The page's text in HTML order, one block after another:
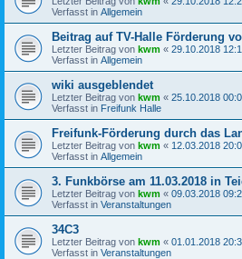
Verfasst in Allgemein
Beitrag auf TV-Halle Förderung
Letzter Beitrag von kwm « 29.10.2018
Verfasst in Allgemein
wiki ausgeblendet
Letzter Beitrag von kwm « 25.10.2018
Verfasst in Freifunk Halle
Freifunk-Förderung durch das
Letzter Beitrag von kwm « 12.03.2018
Verfasst in Allgemein
3. Funkbörse am 11.03.2018 in
Letzter Beitrag von kwm « 09.03.2018
Verfasst in Veranstaltungen
34C3
Letzter Beitrag von kwm « 01.01.2018
Verfasst in Veranstaltungen